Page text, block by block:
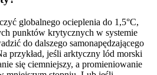
globalnego ocieplenia do 1,5°C,
punktów krytycznych w systemie
do dalszego samonapędzającego
przykład, jeśli arktyczny lód morski
się ciemniejszy, a promieniowanie